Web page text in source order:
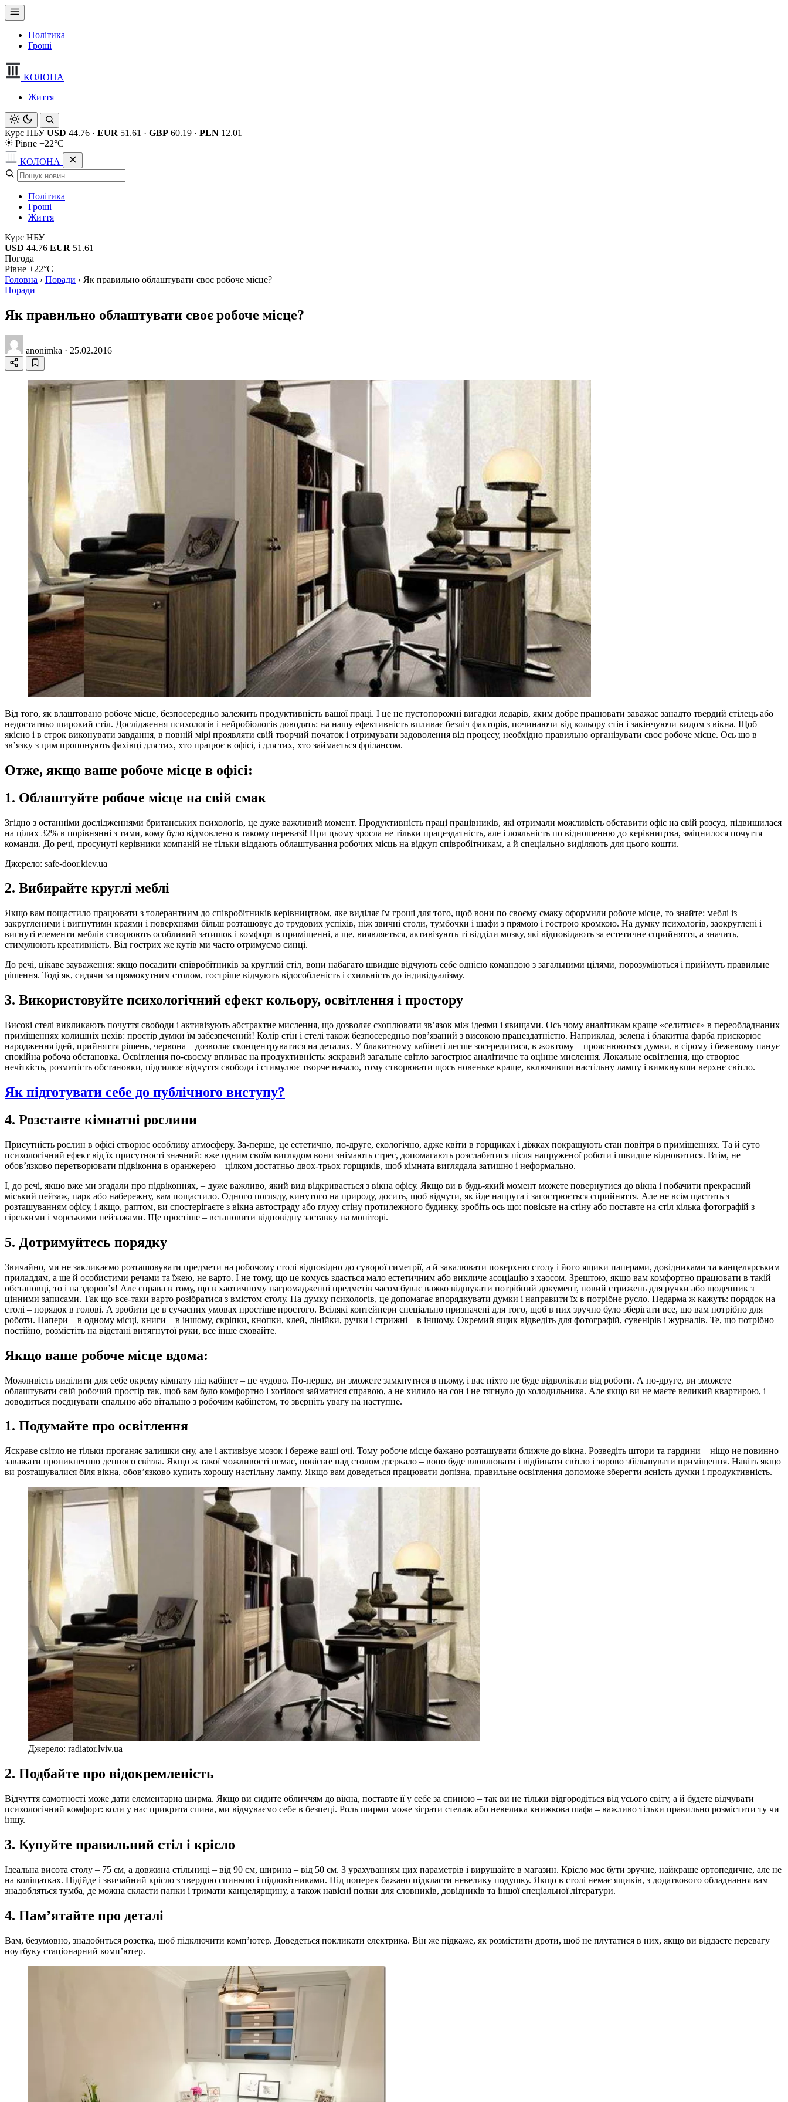
Політика
Гроші
КОЛОНА
Життя
Курс НБУ USD 44.76 · EUR 51.61 · GBP 60.19 · PLN 12.01
Рівне +22°C
КОЛОНА
Політика
Гроші
Життя
Курс НБУ
USD 44.76 EUR 51.61
Погода
Рівне +22°C
Головна › Поради › Як правильно облаштувати своє робоче місце?
Поради
Як правильно облаштувати своє робоче місце?
anonimka · 25.02.2016
Від того, як влаштовано робоче місце, безпосередньо залежить продуктивність вашої праці. І це не пустопорожні вигадки ледарів, яким добре працювати заважає занадто твердий стілець або
недостатньо широкий стіл. Дослідження психологів і нейробіологів доводять: на нашу ефективність впливає безліч факторів, починаючи від кольору стін і закінчуючи видом з вікна. Щоб
якісно і в строк виконувати завдання, в повній мірі проявляти свій творчий початок і отримувати задоволення від процесу, необхідно правильно організувати своє робоче місце. Ось що в
зв’язку з цим пропонують фахівці для тих, хто працює в офісі, і для тих, хто займається фрілансом.
Отже, якщо ваше робоче місце в офісі:
1. Облаштуйте робоче місце на свій смак
Згідно з останніми дослідженнями британських психологів, це дуже важливий момент. Продуктивність праці працівників, які отримали можливість обставити офіс на свій розсуд, підвищилася
на цілих 32% в порівнянні з тими, кому було відмовлено в такому перевазі! При цьому зросла не тільки працездатність, але і лояльність по відношенню до керівництва, зміцнилося почуття
команди. До речі, просунуті керівники компаній не тільки віддають облаштування робочих місць на відкуп співробітникам, а й спеціально виділяють для цього кошти.
Джерело: safe-door.kiev.ua
2. Вибирайте круглі меблі
Якщо вам пощастило працювати з толерантним до співробітників керівництвом, яке виділяє їм гроші для того, щоб вони по своєму смаку оформили робоче місце, то знайте: меблі із
закругленими і вигнутими краями і поверхнями більш розташовує до трудових успіхів, ніж звичні столи, тумбочки і шафи з прямою і гострою кромкою. На думку психологів, заокруглені і
вигнуті елементи меблів створюють особливий затишок і комфорт в приміщенні, а ще, виявляється, активізують ті відділи мозку, які відповідають за естетичне сприйняття, а значить,
стимулюють креативність. Від гострих же кутів ми часто отримуємо синці.
До речі, цікаве зауваження: якщо посадити співробітників за круглий стіл, вони набагато швидше відчують себе однією командою з загальними цілями, порозуміються і приймуть правильне
рішення. Тоді як, сидячи за прямокутним столом, гостріше відчують відособленість і схильність до індивідуалізму.
3. Використовуйте психологічний ефект кольору, освітлення і простору
Високі стелі викликають почуття свободи і активізують абстрактне мислення, що дозволяє схоплювати зв’язок між ідеями і явищами. Ось чому аналітикам краще «селитися» в переобладнаних
приміщеннях колишніх цехів: простір думки їм забезпечений! Колір стін і стелі також безпосередньо пов’язаний з високою працездатністю. Наприклад, зелена і блакитна фарба прискорює
народження ідей, прийняття рішень, червона – дозволяє сконцентруватися на деталях. У блакитному кабінеті легше зосередитися, в жовтому – прояснюються думки, в сірому і бежевому панує
спокійна робоча обстановка. Освітлення по-своєму впливає на продуктивність: яскравий загальне світло загострює аналітичне та оцінне мислення. Локальне освітлення, що створює
нечіткість, розмитість обстановки, підсилює відчуття свободи і стимулює творче начало, тому створювати щось новеньке краще, включивши настільну лампу і вимкнувши верхнє світло.
Як підготувати себе до публічного виступу?
4. Розставте кімнатні рослини
Присутність рослин в офісі створює особливу атмосферу. За-перше, це естетично, по-друге, екологічно, адже квіти в горщиках і діжках покращують стан повітря в приміщеннях. Та й суто
психологічний ефект від їх присутності значний: вже одним своїм виглядом вони знімають стрес, допомагають розслабитися після напруженої роботи і швидше відновитися. Втім, не
обов’язково перетворювати підвіконня в оранжерею – цілком достатньо двох-трьох горщиків, щоб кімната виглядала затишно і неформально.
І, до речі, якщо вже ми згадали про підвіконнях, – дуже важливо, який вид відкривається з вікна офісу. Якщо ви в будь-який момент можете повернутися до вікна і побачити прекрасний
міський пейзаж, парк або набережну, вам пощастило. Одного погляду, кинутого на природу, досить, щоб відчути, як йде напруга і загострюється сприйняття. Але не всім щастить з
розташуванням офісу, і якщо, раптом, ви спостерігаєте з вікна автостраду або глуху стіну протилежного будинку, зробіть ось що: повісьте на стіну або поставте на стіл кілька фотографій з
гірськими і морськими пейзажами. Ще простіше – встановити відповідну заставку на моніторі.
5. Дотримуйтесь порядку
Звичайно, ми не закликаємо розташовувати предмети на робочому столі відповідно до суворої симетрії, а й завалювати поверхню столу і його ящики паперами, довідниками та канцелярським
приладдям, а ще й особистими речами та їжею, не варто. І не тому, що це комусь здасться мало естетичним або викличе асоціацію з хаосом. Зрештою, якщо вам комфортно працювати в такій
обстановці, то і на здоров’я! Але справа в тому, що в хаотичному нагромадженні предметів часом буває важко відшукати потрібний документ, новий стрижень для ручки або щоденник з
цінними записами. Так що все-таки варто розібратися з вмістом столу. На думку психологів, це допомагає впорядкувати думки і направити їх в потрібне русло. Недарма ж кажуть: порядок на
столі – порядок в голові. А зробити це в сучасних умовах простіше простого. Всілякі контейнери спеціально призначені для того, щоб в них зручно було зберігати все, що вам потрібно для
роботи. Папери – в одному місці, книги – в іншому, скріпки, кнопки, клей, лінійки, ручки і стрижні – в іншому. Окремий ящик відведіть для фотографій, сувенірів і журналів. Те, що потрібно
постійно, розмістіть на відстані витягнутої руки, все інше сховайте.
Якщо ваше робоче місце вдома:
Можливість виділити для себе окрему кімнату під кабінет – це чудово. По-перше, ви зможете замкнутися в ньому, і вас ніхто не буде відволікати від роботи. А по-друге, ви зможете
облаштувати свій робочий простір так, щоб вам було комфортно і хотілося займатися справою, а не хилило на сон і не тягнуло до холодильника. Але якщо ви не маєте великий квартирою, і
доводиться поєднувати спальню або вітальню з робочим кабінетом, то зверніть увагу на наступне.
1. Подумайте про освітлення
Яскраве світло не тільки проганяє залишки сну, але і активізує мозок і береже ваші очі. Тому робоче місце бажано розташувати ближче до вікна. Розведіть штори та гардини – ніщо не повинно
заважати проникненню денного світла. Якщо ж такої можливості немає, повісьте над столом дзеркало – воно буде вловлювати і відбивати світло і зорово збільшувати приміщення. Навіть якщо
ви розташувалися біля вікна, обов’язково купить хорошу настільну лампу. Якщо вам доведеться працювати допізна, правильне освітлення допоможе зберегти ясність думки і продуктивність.
Джерело: radiator.lviv.ua
2. Подбайте про відокремленість
Відчуття самотності може дати елементарна ширма. Якщо ви сидите обличчям до вікна, поставте її у себе за спиною – так ви не тільки відгородіться від усього світу, а й будете відчувати
психологічний комфорт: коли у нас прикрита спина, ми відчуваємо себе в безпеці. Роль ширми може зіграти стелаж або невелика книжкова шафа – важливо тільки правильно розмістити ту чи
іншу.
3. Купуйте правильний стіл і крісло
Ідеальна висота столу – 75 см, а довжина стільниці – від 90 см, ширина – від 50 см. З урахуванням цих параметрів і вирушайте в магазин. Крісло має бути зручне, найкраще ортопедичне, але не
на коліщатках. Підійде і звичайний крісло з твердою спинкою і підлокітниками. Під поперек бажано підкласти невелику подушку. Якщо в столі немає ящиків, з додаткового обладнання вам
знадобляться тумба, де можна скласти папки і тримати канцелярщину, а також навісні полки для словників, довідників та іншої спеціальної літератури.
4. Пам’ятайте про деталі
Вам, безумовно, знадобиться розетка, щоб підключити комп’ютер. Доведеться покликати електрика. Він же підкаже, як розмістити дроти, щоб не плутатися в них, якщо ви віддаєте перевагу
ноутбуку стаціонарний комп’ютер.